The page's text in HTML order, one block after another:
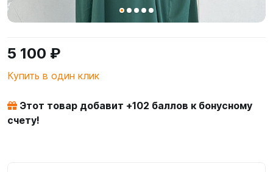
5 100 ₽
Купить в один клик
Этот товар добавит +102 баллов к бонусному
счету!